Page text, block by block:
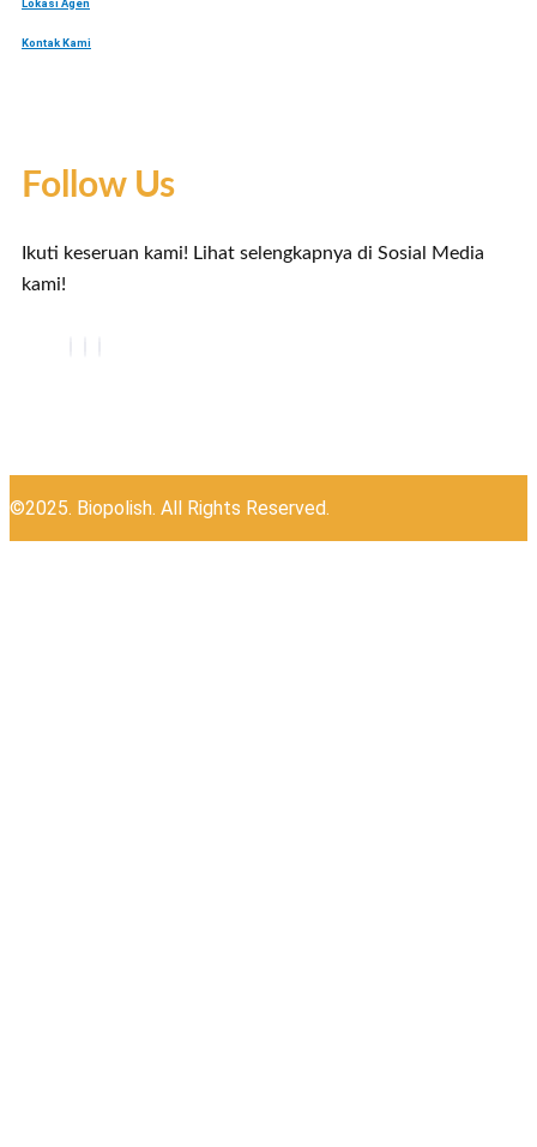
Lokasi Agen
Kontak Kami
Follow Us
Ikuti keseruan kami! Lihat selengkapnya di Sosial Media
kami!
©2025. Biopolish. All Rights Reserved.